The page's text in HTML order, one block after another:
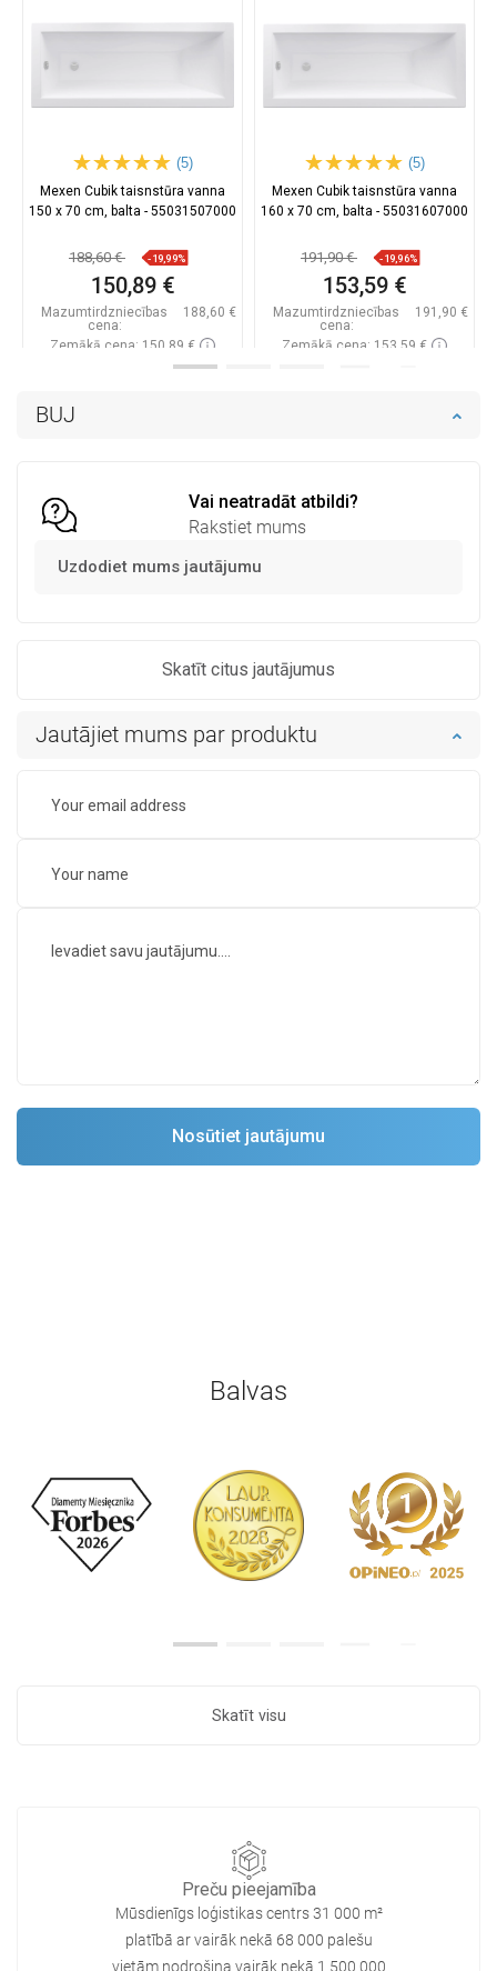
BUJ
Vai neatradāt atbildi?
Rakstiet mums
Uzdodiet mums jautājumu
Skatīt citus jautājumus
Jautājiet mums par produktu
(5)
Mexen Cubik taisnstūra vanna
150 x 70 cm, balta - 55031507000
188,60 € -19,99%
150,89 €
Mazumtirdzniecības
cena:
188,60 €
Zemākā cena: 150,89 €
Pieejamās vispirms
(5)
Mexen Cubik taisnstūra vanna
160 x 70 cm, balta - 55031607000
191,90 € -19,96%
153,59 €
Mazumtirdzniecības
cena:
191,90 €
Zemākā cena: 153,59 €
Balvas
Skatīt visu
Preču pieejamība
Mūsdienīgs loģistikas centrs 31 000 m²
platībā ar vairāk nekā 68 000 palešu
vietām nodrošina vairāk nekā 1 500 000